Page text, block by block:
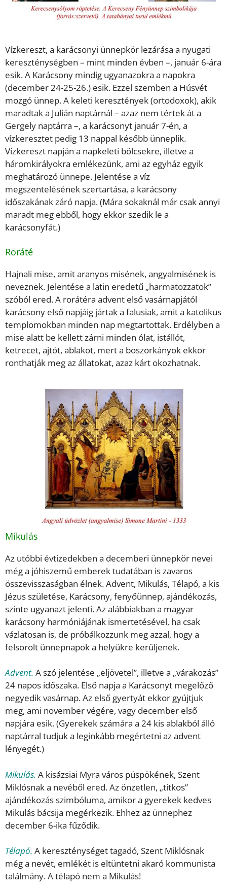
Vízkereszt, a karácsonyi ünnepkör lezárása a nyugati
kereszténységben – mint minden évben –, január 6-ára
esik. A Karácsony mindig ugyanazokra a napokra
(december 24-25-26.) esik. Ezzel szemben a Húsvét
mozgó ünnep. A keleti keresztények (ortodoxok), akik
maradtak a Julián naptárnál – azaz nem tértek át a
Gergely naptárra –, a karácsonyt január 7-én, a
vízkeresztet pedig 13 nappal később ünneplik.
Vízkereszt napján a napkeleti bölcsekre, illetve a
háromkirályokra emlékezünk, ami az egyház egyik
meghatározó ünnepe. Jelentése a víz
megszentelésének szertartása, a karácsony
időszakának záró napja. (Mára sokaknál már csak annyi
maradt meg ebből, hogy ekkor szedik le a
karácsonyfát.)
Roráté
Hajnali mise, amit aranyos misének, angyalmisének is
neveznek. Jelentése a latin eredetű „harmatozzatok”
szóból ered. A rorátéra advent első vasárnapjától
karácsony első napjáig jártak a falusiak, amit a katolikus
templomokban minden nap megtartottak. Erdélyben a
mise alatt be kellett zárni minden ólat, istállót,
ketrecet, ajtót, ablakot, mert a boszorkányok ekkor
ronthatják meg az állatokat, azaz kárt okozhatnak.
Mikulás
Az utóbbi évtizedekben a decemberi ünnepkör nevei
még a jóhiszemű emberek tudatában is zavaros
összevisszaságban élnek. Advent, Mikulás, Télapó, a kis
Jézus születése, Karácsony, fenyőünnep, ajándékozás,
szinte ugyanazt jelenti. Az alábbiakban a magyar
karácsony harmóniájának ismertetésével, ha csak
vázlatosan is, de próbálkozzunk meg azzal, hogy a
felsorolt ünnepnapok a helyükre kerüljenek.
Advent. A szó jelentése „eljövetel”, illetve a „várakozás”
24 napos időszaka. Első napja a Karácsonyt megelőző
negyedik vasárnap. Az első gyertyát ekkor gyújtjuk
meg, ami november végére, vagy december első
napjára esik. (Gyerekek számára a 24 kis ablakból álló
naptárral tudjuk a leginkább megértetni az advent
lényegét.)
Mikulás. A kisázsiai Myra város püspökének, Szent
Miklósnak a nevéből ered. Az önzetlen, „titkos”
ajándékozás szimbóluma, amikor a gyerekek kedves
Mikulás bácsija megérkezik. Ehhez az ünnephez
december 6-ika fűződik.
Télapó. A kereszténységet tagadó, Szent Miklósnak
még a nevét, emlékét is eltüntetni akaró kommunista
találmány. A télapó nem a Mikulás!